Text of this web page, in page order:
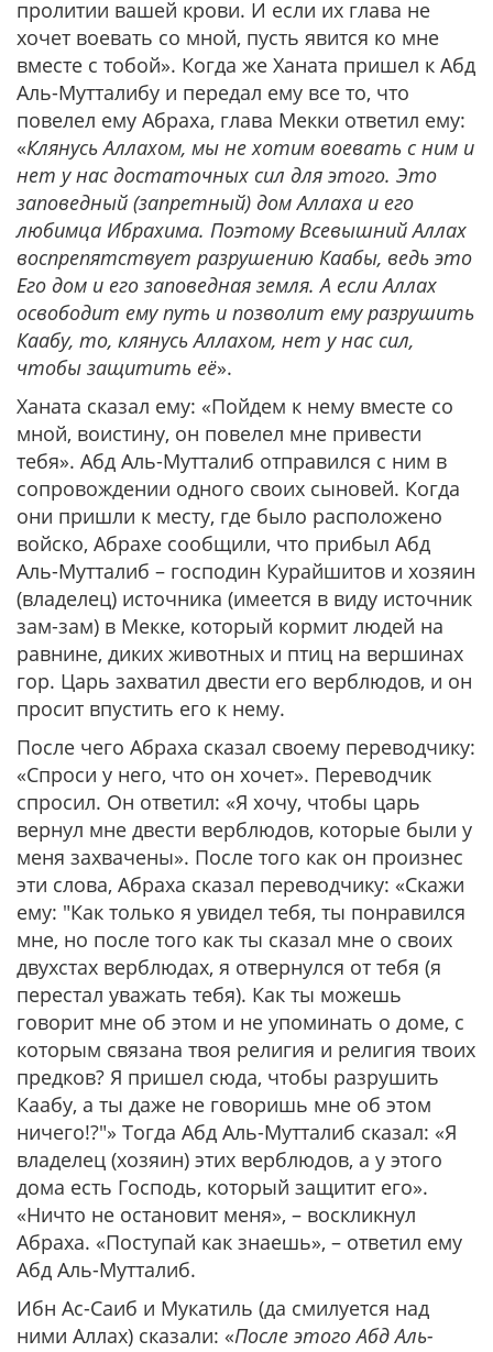
пролитии вашей крови. И если их глава не
хочет воевать со мной, пусть явится ко мне
вместе с тобой». Когда же Ханата пришел к Абд
Аль-Мутталибу и передал ему все то, что
повелел ему Абраха, глава Мекки ответил ему:
«Клянусь Аллахом, мы не хотим воевать с ним и
нет у нас достаточных сил для этого. Это
заповедный (запретный) дом Аллаха и его
любимца Ибрахима. Поэтому Всевышний Аллах
воспрепятствует разрушению Каабы, ведь это
Его дом и его заповедная земля. А если Аллах
освободит ему путь и позволит ему разрушить
Каабу, то, клянусь Аллахом, нет у нас сил,
чтобы защитить её».
Ханата сказал ему: «Пойдем к нему вместе со
мной, воистину, он повелел мне привести
тебя». Абд Аль-Мутталиб отправился с ним в
сопровождении одного своих сыновей. Когда
они пришли к месту, где было расположено
войско, Абрахе сообщили, что прибыл Абд
Аль-Мутталиб – господин Курайшитов и хозяин
(владелец) источника (имеется в виду источник
зам-зам) в Мекке, который кормит людей на
равнине, диких животных и птиц на вершинах
гор. Царь захватил двести его верблюдов, и он
просит впустить его к нему.
После чего Абраха сказал своему переводчику:
«Спроси у него, что он хочет». Переводчик
спросил. Он ответил: «Я хочу, чтобы царь
вернул мне двести верблюдов, которые были у
меня захвачены». После того как он произнес
эти слова, Абраха сказал переводчику: «Скажи
ему: "Как только я увидел тебя, ты понравился
мне, но после того как ты сказал мне о своих
двухстах верблюдах, я отвернулся от тебя (я
перестал уважать тебя). Как ты можешь
говорит мне об этом и не упоминать о доме, с
которым связана твоя религия и религия твоих
предков? Я пришел сюда, чтобы разрушить
Каабу, а ты даже не говоришь мне об этом
ничего!?"» Тогда Абд Аль-Мутталиб сказал: «Я
владелец (хозяин) этих верблюдов, а у этого
дома есть Господь, который защитит его».
«Ничто не остановит меня», – воскликнул
Абраха. «Поступай как знаешь», – ответил ему
Абд Аль-Мутталиб.
Ибн Ас-Саиб и Мукатиль (да смилуется над
ними Аллах) сказали: «После этого Абд Аль-